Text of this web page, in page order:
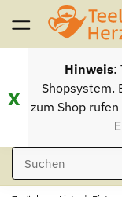
x
Hinweis:
Shopsystem.
zum Shop